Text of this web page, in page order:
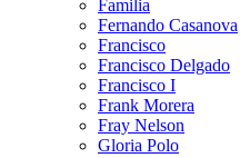
Familia
Fernando Casanova
Francisco
Francisco Delgado
Francisco I
Frank Morera
Fray Nelson
Gloria Polo